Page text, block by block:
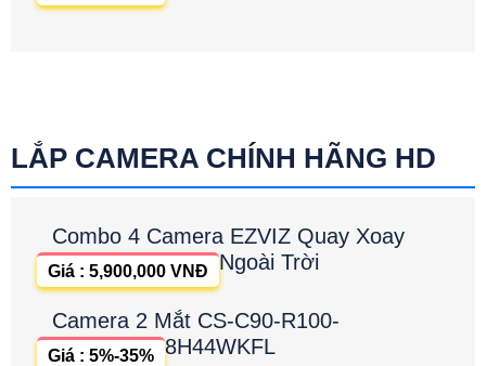
LẮP CAMERA CHÍNH HÃNG HD
Combo 4 Camera EZVIZ Quay Xoay
Ngoài Trời
Giá : 5,900,000 VNĐ
Camera 2 Mắt CS-C90-R100-
8H44WKFL
Giá : 5%-35%